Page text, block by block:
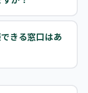
きる窓口はあ